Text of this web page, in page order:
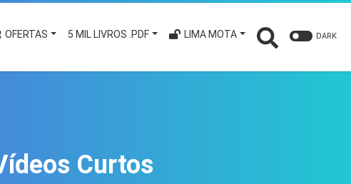
OFERTAS 5 MIL LIVROS .PDF LIMA MOTA DARK
Curtos